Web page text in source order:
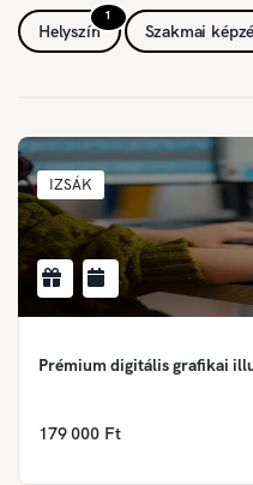
1
Helyszín Szakmai
IZSÁK
Prémium digitális grafikai
179 000 Ft